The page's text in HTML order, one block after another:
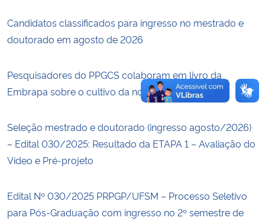
Advocacia-Geral da União
Candidatos classificados para ingresso no mestrado e
doutorado em agosto de 2026
Pesquisadores do PPGCS colaboram em livro da
Embrapa sobre o cultivo da nogueira-pecã
Seleção mestrado e doutorado (ingresso agosto/2026)
– Edital 030/2025: Resultado da ETAPA 1 – Avaliação do
Vídeo e Pré-projeto
Edital Nº 030/2025 PRPGP/UFSM – Processo Seletivo
para Pós-Graduação com ingresso no 2º semestre de